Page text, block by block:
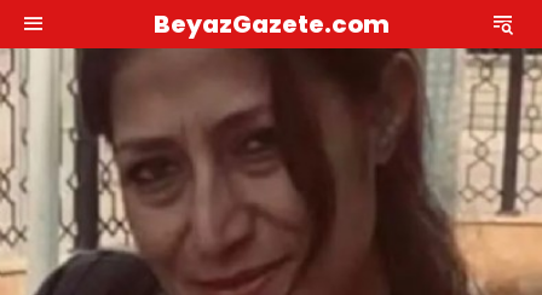
BeyazGazete.com